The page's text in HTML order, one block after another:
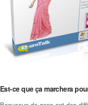
Est-ce que ça marchera